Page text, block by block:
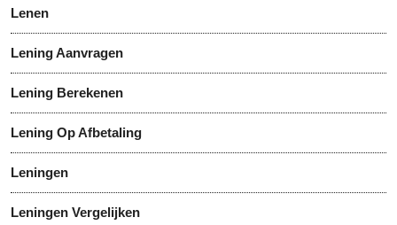
Lenen
Lening Aanvragen
Lening Berekenen
Lening Op Afbetaling
Leningen
Leningen Vergelijken